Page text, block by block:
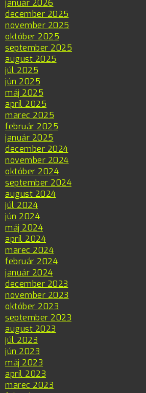
január 2026
december 2025
november 2025
október 2025
september 2025
august 2025
júl 2025
jún 2025
máj 2025
apríl 2025
marec 2025
február 2025
január 2025
december 2024
november 2024
október 2024
september 2024
august 2024
júl 2024
jún 2024
máj 2024
apríl 2024
marec 2024
február 2024
január 2024
december 2023
november 2023
október 2023
september 2023
august 2023
júl 2023
jún 2023
máj 2023
apríl 2023
marec 2023